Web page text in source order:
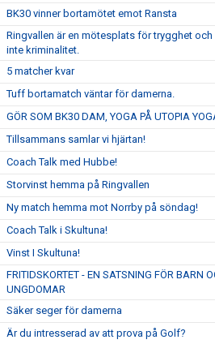
BK30 vinner bortamötet emot Ransta
Ringvallen är en mötesplats för trygghet
inte kriminalitet.
5 matcher kvar
Tuff bortamatch väntar för damerna.
GÖR SOM BK30 DAM, YOGA PÅ UTOPIA
Tillsammans samlar vi hjärtan!
Coach Talk med Hubbe!
Storvinst hemma på Ringvallen
Ny match hemma mot Norrby på söndag!
Coach Talk i Skultuna!
Vinst I Skultuna!
FRITIDSKORTET - EN SATSNING FÖR BARN
UNGDOMAR
Säker seger för damerna
Är du intresserad av att prova på Golf?